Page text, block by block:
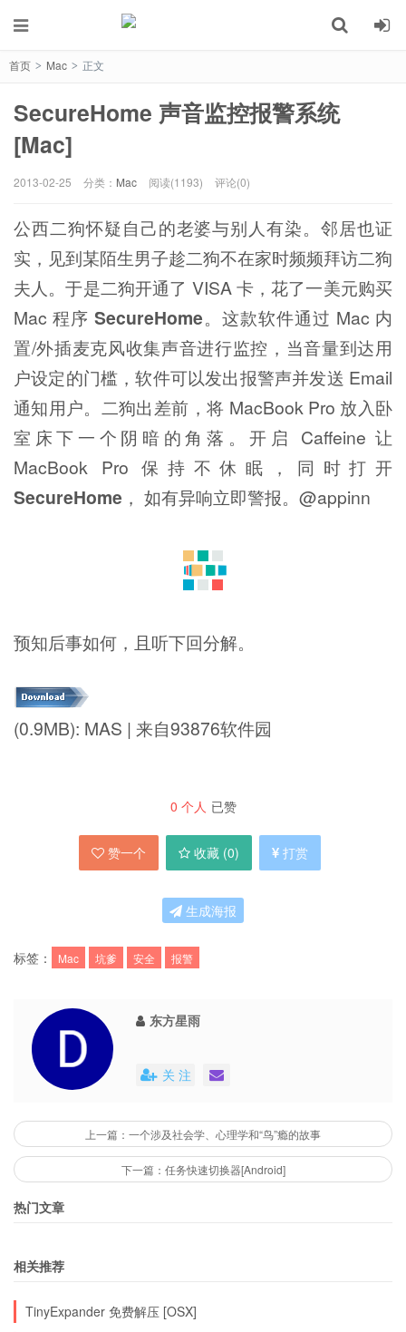
首页 > Mac > 正文
SecureHome 声音监控报警系统
[Mac]
2013-02-25 分类： Mac 阅读(1193) 评论(0)
公西二狗怀疑自己的老婆与别人有染。邻居也证
实，见到某陌生男子趁二狗不在家时频频拜访二狗
夫人。于是二狗开通了 VISA 卡，花了一美元购买
Mac 程序 SecureHome。这款软件通过 Mac 内
置/外插麦克风收集声音进行监控，当音量到达用
户设定的门槛，软件可以发出报警声并发送 Email
通知用户。二狗出差前，将 MacBook Pro 放入卧
室床下一个阴暗的角落。开启 Caffeine 让
MacBook Pro 保持不休眠，同时打开
SecureHome ， 如有异响立即警报。@appinn
预知后事如何，且听下回分解。
(0.9MB): MAS | 来自93876软件园
0 个人 已赞
赞一个 收藏 (0) 打赏
生成海报
标签： Mac 坑爹 安全 报警
东方星雨
关 注
上一篇：一个涉及社会学、心理学和“鸟”瘾的故事
下一篇：任务快速切换器[Android]
热门文章
相关推荐
TinyExpander 免费解压 [OSX]